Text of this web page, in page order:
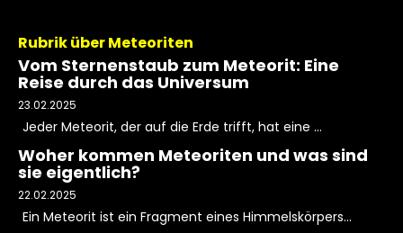
Rubrik über Meteoriten
Vom Sternenstaub zum Meteorit: Eine
Reise durch das Universum
23.02.2025
Jeder Meteorit, der auf die Erde trifft, hat eine ...
Woher kommen Meteoriten und was sind
sie eigentlich?
22.02.2025
Ein Meteorit ist ein Fragment eines Himmelskörpers...